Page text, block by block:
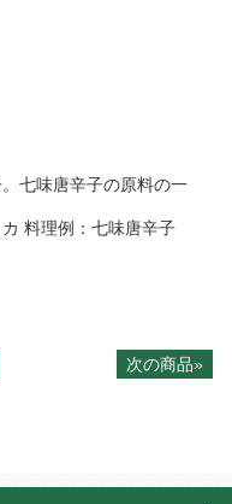
七味唐辛子の原料の一
料理例：七味唐辛子
次の商品»